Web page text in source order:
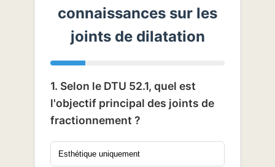
connaissances sur les
joints de dilatation
1. Selon le DTU 52.1, quel est
l'objectif principal des joints de
fractionnement ?
Esthétique uniquement